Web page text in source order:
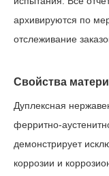
архивируются по
отслеживание
Свойства
Дуплексная
ферритно-
демонстрирует
коррозии и